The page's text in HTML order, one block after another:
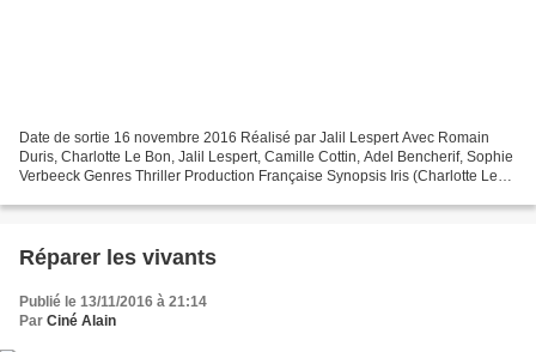
Date de sortie 16 novembre 2016 Réalisé par Jalil Lespert Avec Romain
Duris, Charlotte Le Bon, Jalil Lespert, Camille Cottin, Adel Bencherif, Sophie
Verbeeck Genres Thriller Production Française Synopsis Iris (Charlotte Le
Réparer les vivants
Publié le 13/11/2016 à 21:14
Par Ciné Alain